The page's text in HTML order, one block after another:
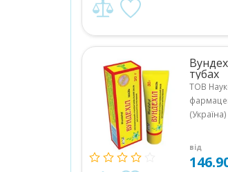
тубах
ТОВ
(Україна)
від